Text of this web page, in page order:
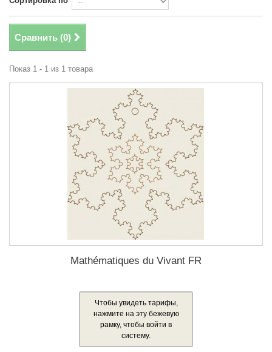
Сравнить (0)
Показ 1 - 1 из 1 товара
Mathématiques du Vivant FR
Чтобы увидеть тарифы,
нажмите на эту бежевую
рамку, чтобы войти в
систему.